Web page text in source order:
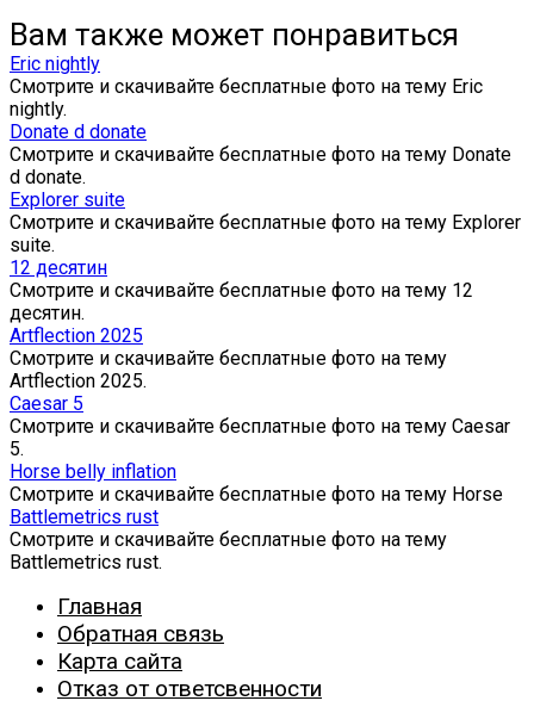
Вам также может понравиться
Eric nightly
Смотрите и скачивайте бесплатные фото на тему Eric
nightly.
Donate d donate
Смотрите и скачивайте бесплатные фото на тему Donate
d donate.
Explorer suite
Смотрите и скачивайте бесплатные фото на тему Explorer
suite.
12 десятин
Смотрите и скачивайте бесплатные фото на тему 12
десятин.
Artflection 2025
Смотрите и скачивайте бесплатные фото на тему
Artflection 2025.
Caesar 5
Смотрите и скачивайте бесплатные фото на тему Caesar
5.
Horse belly inflation
Смотрите и скачивайте бесплатные фото на тему Horse
Battlemetrics rust
Смотрите и скачивайте бесплатные фото на тему
Battlemetrics rust.
Главная
Обратная связь
Карта сайта
Отказ от ответсвенности